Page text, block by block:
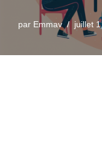
par Emmav juillet